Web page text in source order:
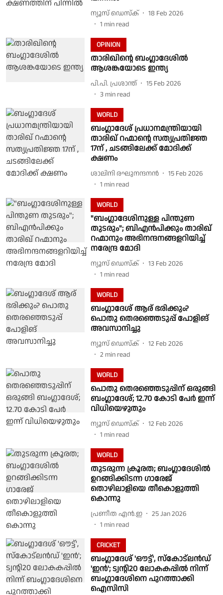
ന്യൂസ് ഡെസ്ക്
18 Feb 2026
1 min read
OPINION
താരിഖിന്റെ ബംഗ്ലാദേശില്‍
ആശങ്കയോടെ ഇന്ത്യ
പി.പി. പ്രശാന്ത്
15 Feb 2026
3 min read
WORLD
ബംഗ്ലാദേശ് പ്രധാനമന്ത്രിയായി
താരിഖ് റഹ്മാന്റെ സത്യപ്രതിജ്ഞ
17ന് , ചടങ്ങിലേക്ക് മോദിക്ക്
ക്ഷണം
ശാലിനി രഘുനന്ദനൻ
15 Feb 2026
1 min read
WORLD
"ബംഗ്ലാദേശിനുള്ള പിന്തുണ
തുടരും"; ബിഎൻപിക്കും താരിഖ്
റഹ്മാനും അഭിനന്ദനങ്ങളറിയിച്ച്
നരേന്ദ്ര മോദി
ന്യൂസ് ഡെസ്ക്
13 Feb 2026
1 min read
WORLD
ബംഗ്ലാദേശ് ആര് ഭരിക്കും?
പൊതു തെരഞ്ഞെടുപ്പ് പോളിങ്
അവസാനിച്ചു
ന്യൂസ് ഡെസ്ക്
12 Feb 2026
2 min read
WORLD
പൊതു തെരഞ്ഞെടുപ്പിന് ഒരുങ്ങി
ബംഗ്ലാദേശ്; 12.70 കോടി പേർ ഇന്ന്
വിധിയെഴുതും
ന്യൂസ് ഡെസ്ക്
12 Feb 2026
1 min read
WORLD
തുടരുന്ന ക്രൂരത; ബംഗ്ലാദേശില്‍
ഉറങ്ങിക്കിടന്ന ഗാരേജ്
തൊഴിലാളിയെ തീകൊളുത്തി
കൊന്നു
പ്രണീത എന്‍.ഇ
25 Jan 2026
1 min read
CRICKET
ബംഗ്ലാദേശ് 'ഔട്ട്', സ്കോട്‌ലൻഡ്
'ഇൻ'; ട്വൻ്റി20 ലോകകപ്പിൽ നിന്ന്
ബംഗ്ലാദേശിനെ പുറത്താക്കി
ഐസിസി